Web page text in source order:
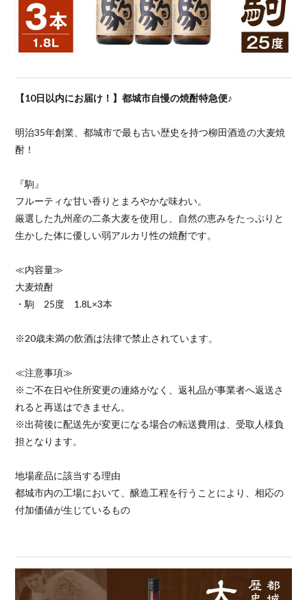
【10日以内にお届け！】都城市自慢の焼酎特急便♪
明治35年創業、都城市で最も古い歴史を持つ柳田酒造の大麦焼
酎！
『駒』
フルーティな甘い香りとまろやかな味わい。
厳選した九州産の二条大麦を使用し、自然の恵みをたっぷりと
生かした体に優しい弱アルカリ性の焼酎です。
≪内容量≫
大麦焼酎
・駒 25度 1.8L×3本
※20歳未満の飲酒は法律で禁止されています。
≪注意事項≫
※ご不在日や住所変更の連絡がなく、返礼品が事業者へ返送さ
れると再送はできません。
※出荷後に配送先が変更になる場合の転送費用は、受取人様負
担となります。
地場産品に該当する理由
都城市内の工場において、醸造工程を行うことにより、相応の
付加価値が生じているもの